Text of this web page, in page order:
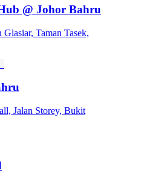
@ Johor Bahru
Taman Tasek,
Jalan Storey, Bukit